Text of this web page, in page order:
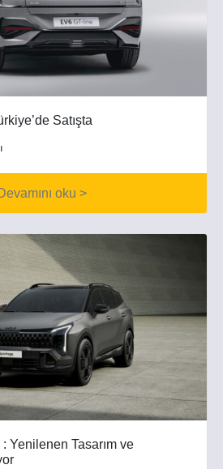
Satışta
oku >
Yenilenen Tasarım ve